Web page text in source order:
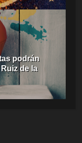
podrán
de la